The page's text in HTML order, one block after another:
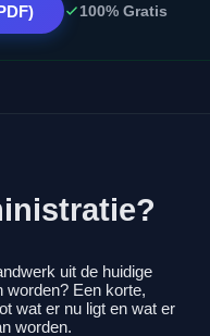
100% Gratis
uit de huidige
worden? Een korte,
wat er nu ligt en wat er
worden.